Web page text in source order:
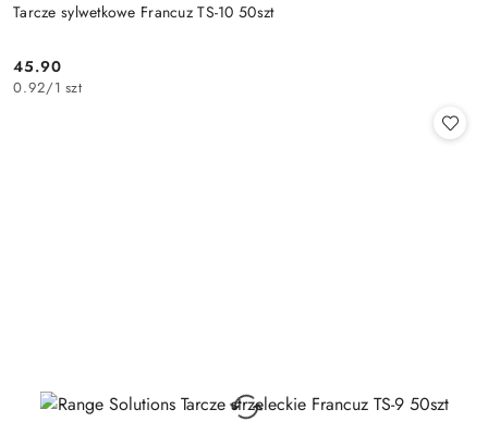
Tarcze sylwetkowe Francuz TS-10 50szt
Cena:
45.90
0.92/1 szt